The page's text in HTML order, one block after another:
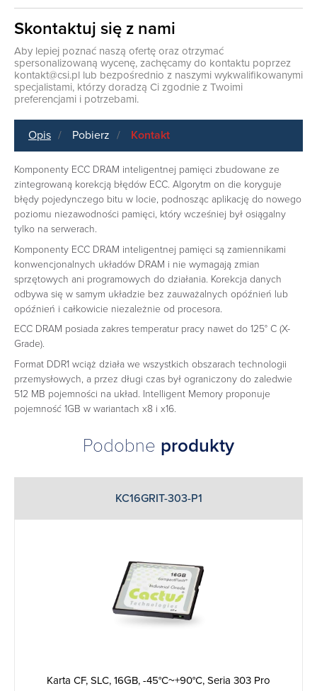
Skontaktuj się z nami
Aby lepiej poznać naszą ofertę oraz otrzymać
spersonalizowaną wycenę, zachęcamy do kontaktu poprzez
kontakt@csi.pl lub bezpośrednio z naszymi wykwalifikowanymi
specjalistami, którzy doradzą Ci zgodnie z Twoimi
preferencjami i potrzebami.
Opis Pobierz Kontakt
Komponenty ECC DRAM inteligentnej pamięci zbudowane ze
zintegrowaną korekcją błędów ECC. Algorytm on die koryguje
błędy pojedynczego bitu w locie, podnosząc aplikację do nowego
poziomu niezawodności pamięci, który wcześniej był osiągalny
tylko na serwerach.
Komponenty ECC DRAM inteligentnej pamięci są zamiennikami
konwencjonalnych układów DRAM i nie wymagają zmian
sprzętowych ani programowych do działania. Korekcja danych
odbywa się w samym układzie bez zauważalnych opóźnień lub
opóźnień i całkowicie niezależnie od procesora.
ECC DRAM posiada zakres temperatur pracy nawet do 125° C (X-
Grade).
Format DDR1 wciąż działa we wszystkich obszarach technologii
przemysłowych, a przez długi czas był ograniczony do zaledwie
512 MB pojemności na układ. Intelligent Memory proponuje
pojemność 1GB w wariantach x8 i x16.
Podobne produkty
KC16GRIT-303-P1
Karta CF, SLC, 16GB, -45°C~+90°C, Seria 303 Pro